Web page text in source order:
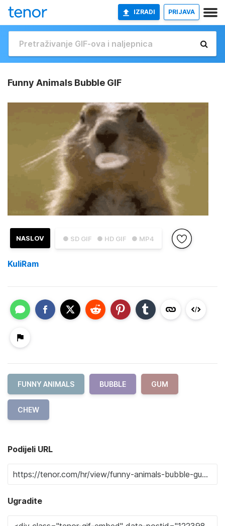
IZRADI PRIJAVA
Funny Animals Bubble GIF
● SD GIF ● HD GIF ● MP4
NASLOV
KuliRam
FUNNY ANIMALS BUBBLE GUM
CHEW
Podijeli URL
Ugradite